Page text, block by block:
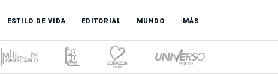
ESTILO DE VIDA EDITORIAL MUNDO :MÁS